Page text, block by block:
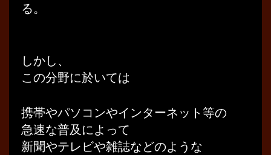
る。
しかし、
この分野に於いては
携帯やパソコンやインターネット等の
急速な普及によって
新聞やテレビや雑誌などのような